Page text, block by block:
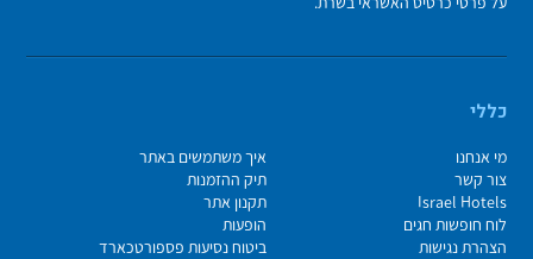
כללי
מי אנחנו
איך משתמשים באתר
צור קשר
תיק ההזמנות
Israel Hotels
תקנון אתר
לוח חופשות חגים
הופעות
הצהרת נגישות
ביטוח נסיעות פספורטכארד